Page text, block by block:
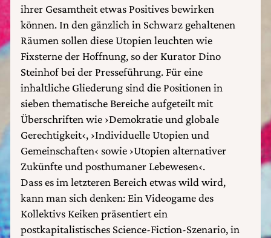
ihrer Gesamtheit etwas Positives bewirken
können. In den gänzlich in Schwarz gehaltenen
Räumen sollen diese Utopien leuchten wie
Fixsterne der Hoffnung, so der Kurator Dino
Steinhof bei der Presseführung. Für eine
inhaltliche Gliederung sind die Positionen in
sieben thematische Bereiche aufgeteilt mit
Überschriften wie ›Demokratie und globale
Gerechtigkeit‹, ›Individuelle Utopien und
Gemeinschaften‹ sowie ›Utopien alternativer
Zukünfte und posthumaner Lebewesen‹.
Dass es im letzteren Bereich etwas wild wird,
kann man sich denken: Ein Videogame des
Kollektivs Keiken präsentiert ein
postkapitalistisches Science-Fiction-Szenario, in